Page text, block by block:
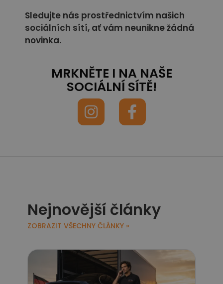
Sledujte nás prostřednictvím našich
sociálních sítí, ať vám neunikne žádná
novinka.
MRKNĚTE I NA NAŠE
SOCIÁLNÍ SÍTĚ!
Nejnovější články
ZOBRAZIT VŠECHNY ČLÁNKY »